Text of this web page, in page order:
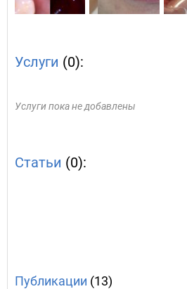
Услуги (0):
Услуги пока не добавлены
Статьи (0):
Публикации (13)